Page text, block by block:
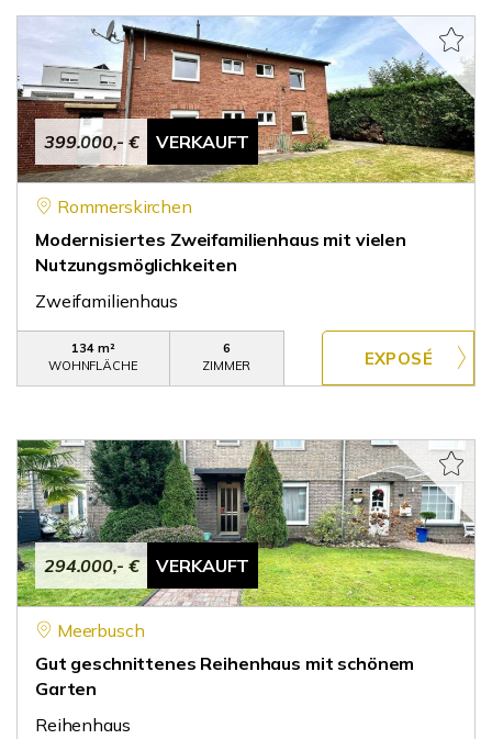
399.000,- € VERKAUFT
Rommerskirchen
Modernisiertes Zweifamilienhaus mit vielen
Nutzungsmöglichkeiten
Zweifamilienhaus
134 m²
WOHNFLÄCHE
6
ZIMMER
294.000,- € VERKAUFT
Meerbusch
Gut geschnittenes Reihenhaus mit schönem
Garten
Reihenhaus